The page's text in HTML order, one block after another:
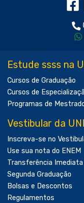
Estude ssss na
Cursos de Graduação
Cursos de
Programas de
Vestibular da
Inscreva-se no
Use sua nota do ENEM
Transferência Imediata
Segunda Graduação
Bolsas e Descontos
Regulamentos